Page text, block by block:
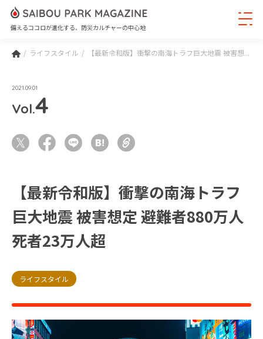
備えるココロが進化する、防災カルチャーの中心地
ライフスタイル 【最新令和版】衝撃の南海トラフ巨大地震 被害想...
2021.09.01
Vol.4
【最新令和版】衝撃の南海トラフ
巨大地震 被害想定 避難者880万人
死者23万人超
ライフスタイル